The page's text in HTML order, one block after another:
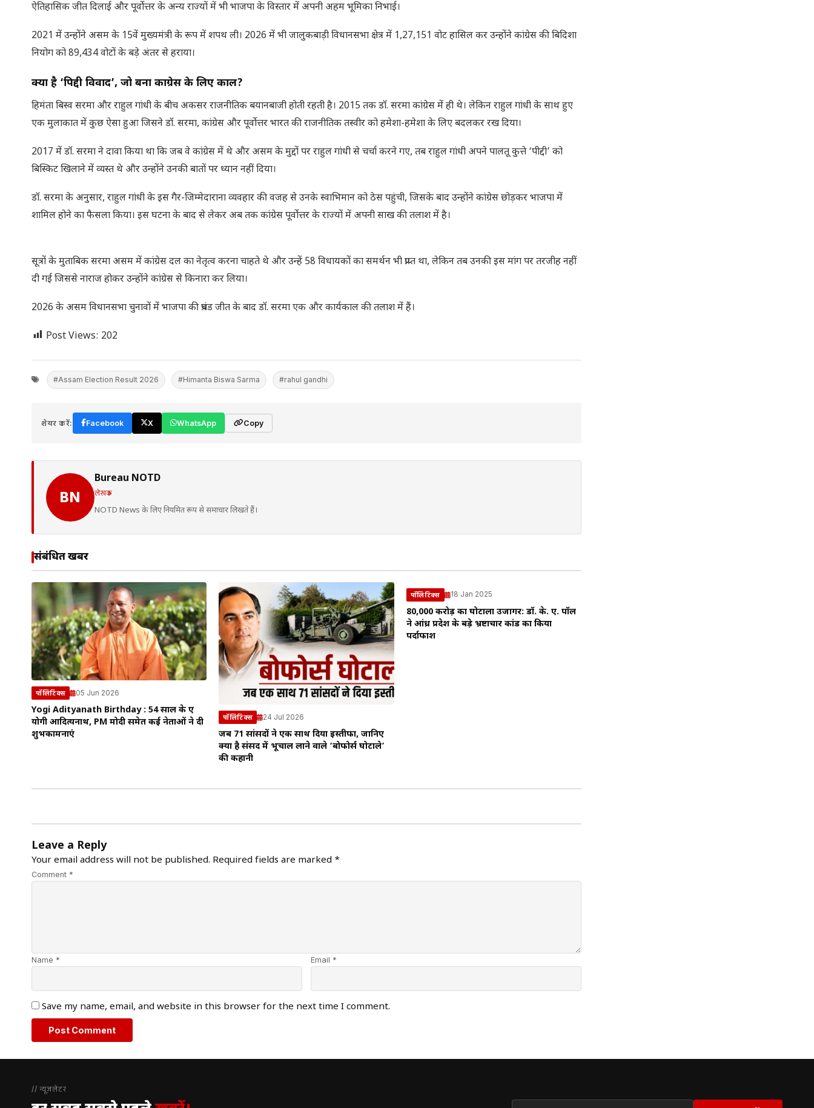
ऐतिहासिक जीत दिलाई और पूर्वोत्तर के अन्य राज्यों में भी भाजपा के विस्तार में अपनी अहम भूमिका निभाई।
2021 में उन्होंने असम के 15वें मुख्यमंत्री के रूप में शपथ ली। 2026 में भी जालुकबाड़ी विधानसभा क्षेत्र में 1,27,151 वोट हासिल कर उन्होंने कांग्रेस की बिदिशा
नियोग को 89,434 वोटों के बड़े अंतर से हराया।
क्या है ‘पिद्दी विवाद’, जो बना काग्रेस के लिए काल?
हिमंता बिस्व सरमा और राहुल गांधी के बीच अकसर राजनीतिक बयानबाजी होती रहती है। 2015 तक डॉ. सरमा कांग्रेस में ही थे। लेकिन राहुल गांधी के साथ हुए
एक मुलाकात में कुछ ऐसा हुआ जिसने डॉ. सरमा, कांग्रेस और पूर्वोत्तर भारत की राजनीतिक तस्वीर को हमेशा-हमेशा के लिए बदलकर रख दिया।
2017 में डॉ. सरमा ने दावा किया था कि जब वे कांग्रेस में थे और असम के मुद्दों पर राहुल गांधी से चर्चा करने गए, तब राहुल गांधी अपने पालतू कुत्ते ‘पीद्दी’ को
बिस्किट खिलाने में व्यस्त थे और उन्होंने उनकी बातों पर ध्यान नहीं दिया।
डॉ. सरमा के अनुसार, राहुल गांधी के इस गैर-जिम्मेदाराना व्यवहार की वजह से उनके स्वाभिमान को ठेस पहुंची, जिसके बाद उन्होंने कांग्रेस छोड़कर भाजपा में
शामिल होने का फैसला किया। इस घटना के बाद से लेकर अब तक कांग्रेस पूर्वोत्तर के राज्यों में अपनी साख की तलाश में है।
सूत्रों के मुताबिक सरमा असम में कांग्रेस दल का नेतृत्व करना चाहते थे और उन्हें 58 विधायकों का समर्थन भी प्राप्त था, लेकिन तब उनकी इस मांग पर तरजीह नहीं
दी गई जिससे नाराज होकर उन्होंने कांग्रेस से किनारा कर लिया।
2026 के असम विधानसभा चुनावों में भाजपा की प्रचंड जीत के बाद डॉ. सरमा एक और कार्यकाल की तलाश में हैं।
Post Views: 202
#Assam Election Result 2026 #Himanta Biswa Sarma #rahul gandhi
शेयर करें: Facebook X WhatsApp Copy
BN
Bureau NOTD
लेखक
NOTD News के लिए नियमित रूप से समाचार लिखते हैं।
संबंधित खबरें
पॉलिटिक्स 05 Jun 2026
Yogi Adityanath Birthday : 54 साल के हुए
योगी आदित्यनाथ, PM मोदी समेत कई नेताओं ने दी
शुभकामनाएं
पॉलिटिक्स 24 Jul 2026
जब 71 सांसदों ने एक साथ दिया इस्तीफा, जानिए
क्या है संसद में भूचाल लाने वाले ‘बोफोर्स घोटाले’
की कहानी
पॉलिटिक्स 18 Jan 2025
₹80,000 करोड़ का घोटाला उजागर: डॉ. के. ए. पॉल
ने आंध्र प्रदेश के बड़े भ्रष्टाचार कांड का किया
पर्दाफाश
Leave a Reply
Your email address will not be published. Required fields are marked *
Comment *
Name * Email *
Save my name, email, and website in this browser for the next time I comment.
// न्यूज़लेटर